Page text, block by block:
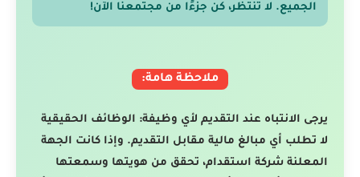
الجميع. لا تنتظر، كن جزءًا من مجتمعنا الآن!
ملاحظة هامة:
يرجى الانتباه عند التقديم لأي وظيفة: الوظائف الحقيقية
لا تطلب أي مبالغ مالية مقابل التقديم. وإذا كانت الجهة
المعلنة شركة استقدام، تحقق من هويتها وسمعتها